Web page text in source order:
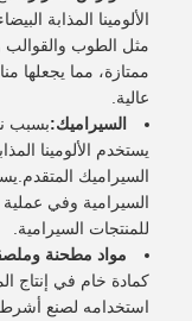
الألومينا المذابة
مثل الطوب والقوالب
ممتازة، مما يجعلها
عالية.
السيراميك:بسبب
يستخدم الألومينا
السيراميك
السيرامية وفي
للمنتجات السيرامية.
مواد مطحنة
كمادة خام في إنتاج
استخدامه لصنع